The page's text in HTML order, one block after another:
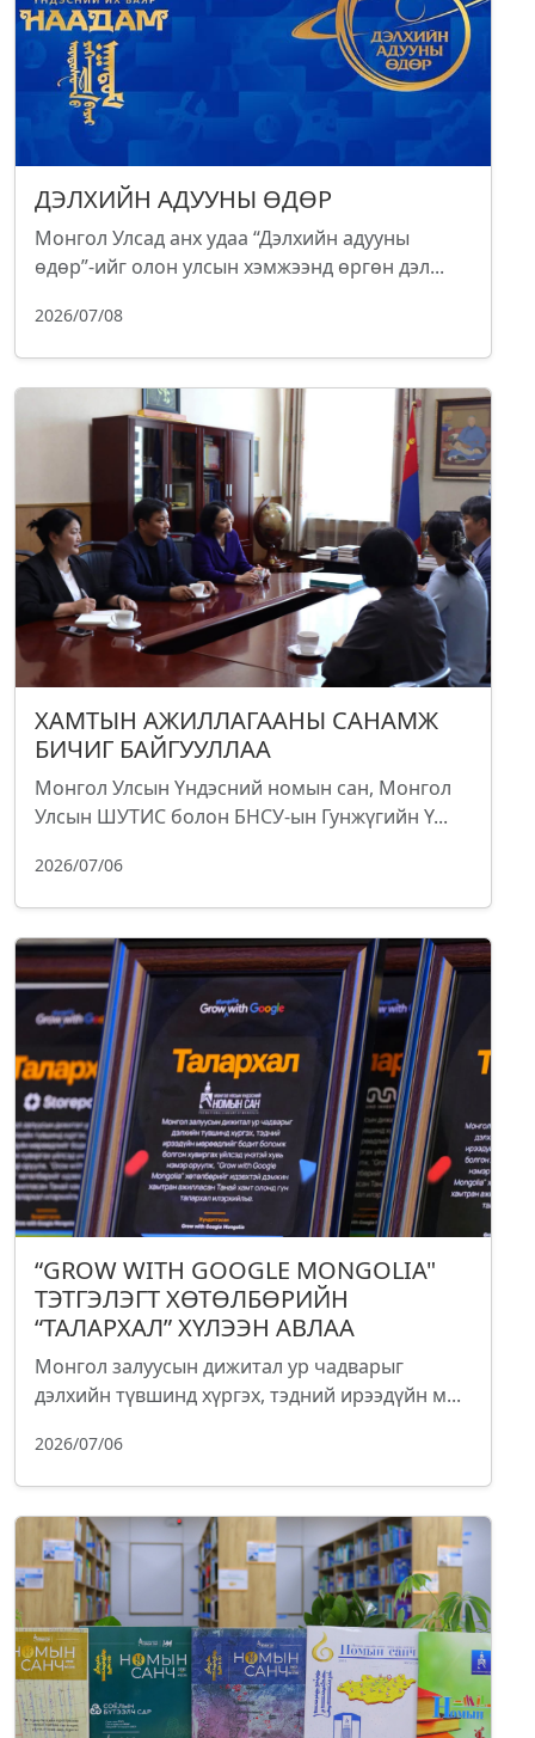
ДЭЛХИЙН АДУУНЫ ӨДӨР
Монгол Улсад анх удаа “Дэлхийн адууны
өдөр”-ийг олон улсын хэмжээнд өргөн дэл...
2026/07/08
ХАМТЫН АЖИЛЛАГААНЫ САНАМЖ
БИЧИГ БАЙГУУЛЛАА
Монгол Улсын Үндэсний номын сан, Монгол
Улсын ШУТИС болон БНСУ-ын Гунжүгийн Ү...
2026/07/06
“GROW WITH GOOGLE MONGOLIA"
ТЭТГЭЛЭГТ ХӨТӨЛБӨРИЙН
“ТАЛАРХАЛ” ХҮЛЭЭН АВЛАА
Монгол залуусын дижитал ур чадварыг
дэлхийн түвшинд хүргэх, тэдний ирээдүйн м...
2026/07/06